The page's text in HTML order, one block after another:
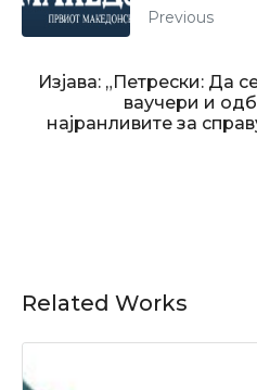
Previous
Изјава: „Петрески: Да
ваучери и
најранливите за
Related Works